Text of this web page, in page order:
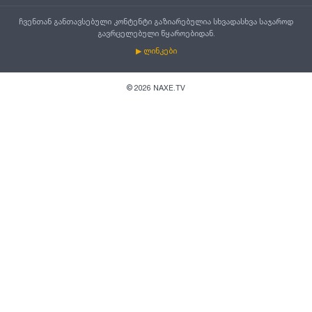
ჩვენთან განთავსებული კონტენტი გაზიარებულია სხვადასხვა საჯაროდ
გავრცელებული წყაროებიდან.
▶ ლინკები
© 2026 NAXE.TV